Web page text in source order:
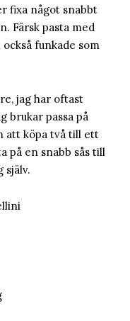
fixa något snabbt
Färsk pasta med
funkade som
jag har oftast
brukar passa på
att köpa två till ett
på en snabb sås till
själv.